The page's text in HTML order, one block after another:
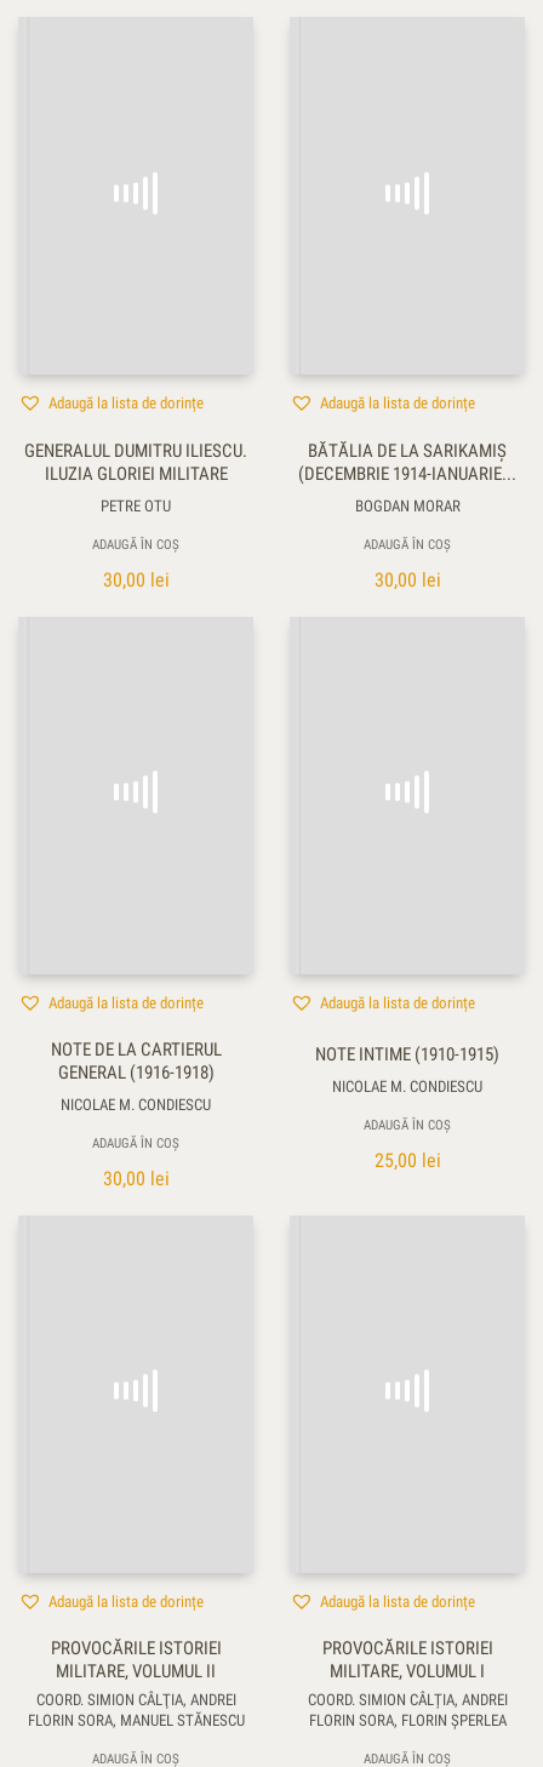
Adaugă la lista de dorințe
GENERALUL DUMITRU ILIESCU.
ILUZIA GLORIEI MILITARE
PETRE OTU
ADAUGĂ ÎN COȘ
30,00 lei
Adaugă la lista de dorințe
BĂTĂLIA DE LA SARIKAMIŞ
(DECEMBRIE 1914-IANUARIE...
BOGDAN MORAR
ADAUGĂ ÎN COȘ
30,00 lei
Adaugă la lista de dorințe
NOTE DE LA CARTIERUL
GENERAL (1916-1918)
NICOLAE M. CONDIESCU
ADAUGĂ ÎN COȘ
30,00 lei
Adaugă la lista de dorințe
NOTE INTIME (1910-1915)
NICOLAE M. CONDIESCU
ADAUGĂ ÎN COȘ
25,00 lei
Adaugă la lista de dorințe
PROVOCĂRILE ISTORIEI
MILITARE, VOLUMUL II
COORD. SIMION CÂLŢIA, ANDREI
FLORIN SORA, MANUEL STĂNESCU
ADAUGĂ ÎN COȘ
Adaugă la lista de dorințe
PROVOCĂRILE ISTORIEI
MILITARE, VOLUMUL I
COORD. SIMION CÂLȚIA, ANDREI
FLORIN SORA, FLORIN ŞPERLEA
ADAUGĂ ÎN COȘ